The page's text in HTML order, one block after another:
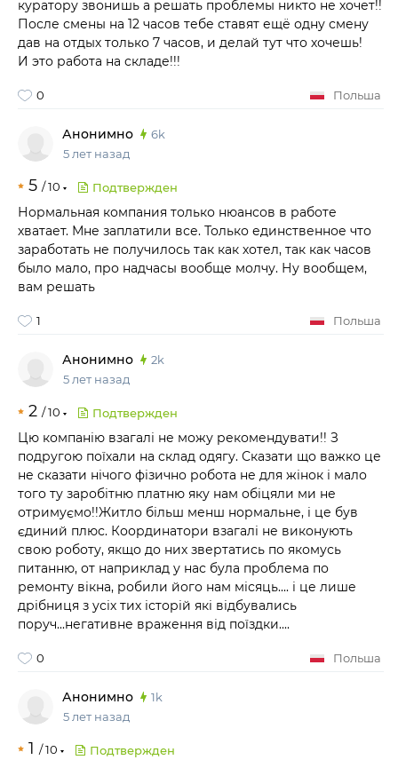
куратору звонишь а решать проблемы никто не хочет!!
После смены на 12 часов тебе ставят ещё одну смену
дав на отдых только 7 часов, и делай тут что хочешь!
И это работа на складе!!!
0 Польша
Анонимно
6k
5 лет назад
5 /10 Подтвержден
Нормальная компания только нюансов в работе
хватает. Мне заплатили все. Только единственное что
заработать не получилось так как хотел, так как часов
было мало, про надчасы вообще молчу. Ну вообщем,
вам решать
1 Польша
Анонимно
2k
5 лет назад
2 /10 Подтвержден
Цю компанію взагалі не можу рекомендувати!! З
подругою поїхали на склад одягу. Сказати що важко це
не сказати нічого фізично робота не для жінок і мало
того ту заробітню платню яку нам обіцяли ми не
отримуємо!!Житло більш менш нормальне, і це був
єдиний плюс. Координатори взагалі не виконують
свою роботу, якщо до них звертатись по якомусь
питанню, от наприклад у нас була проблема по
ремонту вікна, робили його нам місяць.... і це лише
дрібниця з усіх тих історій які відбувались
поруч...негативне враження від поїздки....
0 Польша
Анонимно
1k
5 лет назад
1 /10 Подтвержден